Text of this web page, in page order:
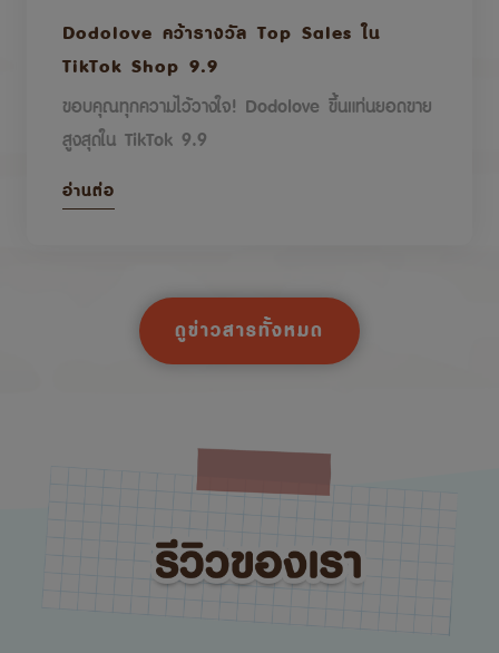
Dodolove คว้ารางวัล Top Sales ใน
TikTok Shop 9.9
ขอบคุณทุกความไว้วางใจ! Dodolove ขึ้นแท่นยอดขาย
สูงสุดใน TikTok 9.9
อ่านต่อ
ดูข่าวสารทั้งหมด